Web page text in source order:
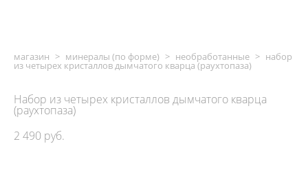
магазин > минералы (по форме) > необработанные > набор
из четырех кристаллов дымчатого кварца (раухтопаза)
Набор из четырех кристаллов дымчатого кварца
(раухтопаза)
2 490 pуб.